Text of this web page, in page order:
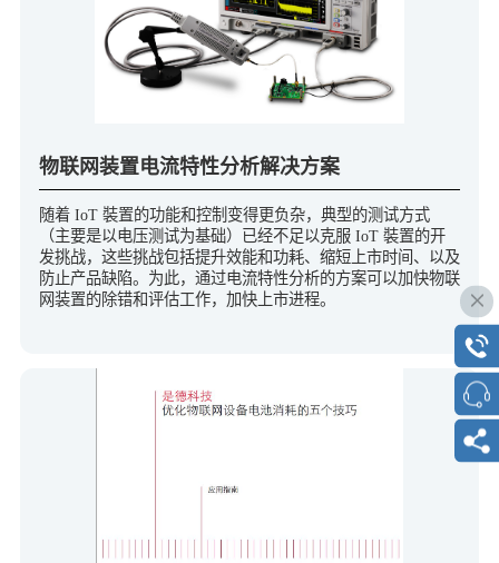
物联网装置电流特性分析解决方案
随着 IoT 裝置的功能和控制变得更负杂，典型的测试方式
（主要是以电压测试为基础）已经不足以克服 IoT 裝置的开
发挑战，这些挑战包括提升效能和功耗、缩短上市时间、以及
防止产品缺陷。为此，通过电流特性分析的方案可以加快物联
网装置的除错和评估工作，加快上市进程。